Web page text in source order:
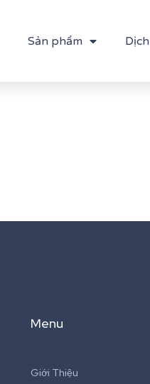
Sản phẩm
Menu
Giới Thiệu